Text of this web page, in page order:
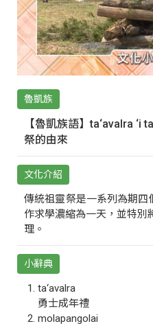
魯凱族
【魯凱族語】ta‘avalra
祭的由來
文化介紹
傳統祖靈祭是一系列為期
作求學濃縮為一天，並特別
理。
小辭典
ta‘avalra
勇士成年禮
molapangolai